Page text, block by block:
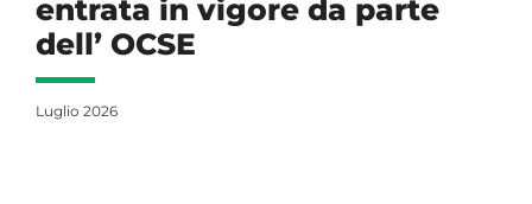
entrata in vigore da parte
dell’ OCSE
Luglio 2026